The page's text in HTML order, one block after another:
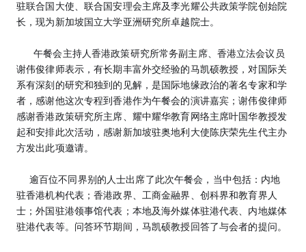
驻联合国大使、联合国安理会主席及李光耀公共政策学院创始院
长，现为新加坡国立大学亚洲研究所卓越院士。
午餐会主持人香港政策研究所常务副主席、香港立法会议员
谢伟俊律师表示，有长期丰富外交经验的马凯硕教授，对国际关
系有深刻的研究和独到的见解，是国际地缘政治的著名专家和学
者，感谢他这次专程到香港作为午餐会的演讲嘉宾；谢伟俊律师
感谢香港政策研究所主席、耀中耀华教育网络主席叶国华教授发
起和安排此次活动，感谢新加坡驻奥地利大使陈庆荣先生代主办
方发出此项邀请。
逾百位不同界别的人士出席了此次午餐会，当中包括：内地
驻香港机构代表；香港政界、工商金融界、创科界和教育界人
士；外国驻港领事馆代表；本地及海外媒体驻港代表、内地媒体
驻港代表等。问答环节期间，马凯硕教授回答了与会者的提问。